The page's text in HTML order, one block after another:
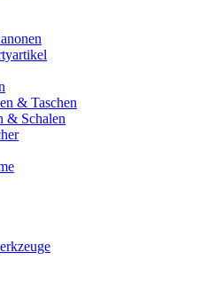
& Taschen
& Schalen